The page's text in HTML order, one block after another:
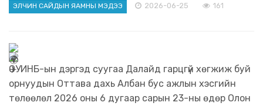
ЭЛЧИН САЙДЫН ЯАМНЫ МЭДЭЭ 2026-06-25 161
ОУИНБ-ын дэргэд суугаа Далайд гарцгүй хөгжиж буй
орнуудын Оттава дахь Албан бус ажлын хэсгийн
төлөөлөл 2026 оны 6 дугаар сарын 23-ны өдөр Олон